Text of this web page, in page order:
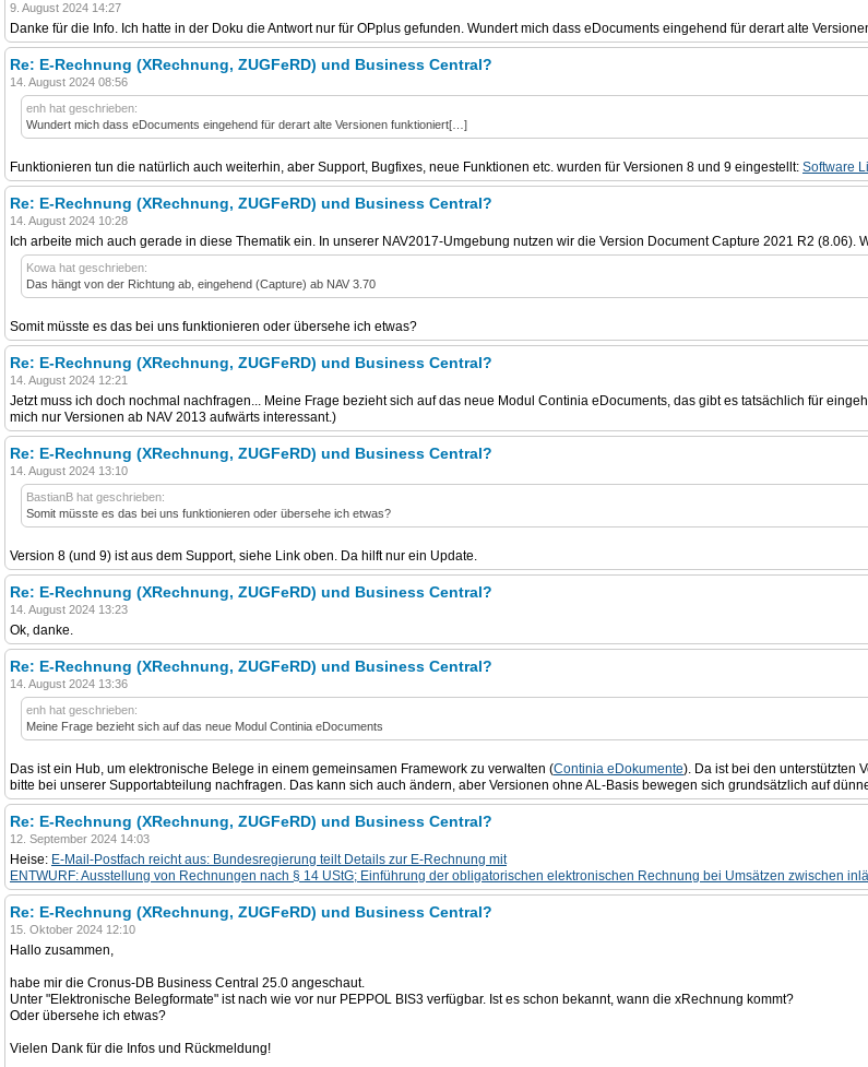
9. August 2024 14:27
Danke für die Info. Ich hatte in der Doku die Antwort nur für OPplus gefunden. Wundert mich dass eDocuments eingehend für derart alte
Re: E-Rechnung (XRechnung, ZUGFeRD) und Business Central?
14. August 2024 08:56
enh hat geschrieben:
Wundert mich dass eDocuments eingehend für derart alte Versionen funktioniert[…]
Funktionieren tun die natürlich auch weiterhin, aber Support, Bugfixes, neue Funktionen etc. wurden für Versionen 8 und 9 eingestellt: Software
Re: E-Rechnung (XRechnung, ZUGFeRD) und Business Central?
14. August 2024 10:28
Ich arbeite mich auch gerade in diese Thematik ein. In unserer NAV2017-Umgebung nutzen wir die Version Document Capture 2021 R2
Kowa hat geschrieben:
Das hängt von der Richtung ab, eingehend (Capture) ab NAV 3.70
Somit müsste es das bei uns funktionieren oder übersehe ich etwas?
Re: E-Rechnung (XRechnung, ZUGFeRD) und Business Central?
14. August 2024 12:21
Jetzt muss ich doch nochmal nachfragen... Meine Frage bezieht sich auf das neue Modul Continia eDocuments, das gibt es tatsächlich für
mich nur Versionen ab NAV 2013 aufwärts interessant.)
Re: E-Rechnung (XRechnung, ZUGFeRD) und Business Central?
14. August 2024 13:10
BastianB hat geschrieben:
Somit müsste es das bei uns funktionieren oder übersehe ich etwas?
Version 8 (und 9) ist aus dem Support, siehe Link oben. Da hilft nur ein Update.
Re: E-Rechnung (XRechnung, ZUGFeRD) und Business Central?
14. August 2024 13:23
Ok, danke.
Re: E-Rechnung (XRechnung, ZUGFeRD) und Business Central?
14. August 2024 13:36
enh hat geschrieben:
Meine Frage bezieht sich auf das neue Modul Continia eDocuments
Das ist ein Hub, um elektronische Belege in einem gemeinsamen Framework zu verwalten (Continia eDokumente). Da ist bei den unterstützten
bitte bei unserer Supportabteilung nachfragen. Das kann sich auch ändern, aber Versionen ohne AL-Basis bewegen sich grundsätzlich auf
Re: E-Rechnung (XRechnung, ZUGFeRD) und Business Central?
12. September 2024 14:03
Heise: E-Mail-Postfach reicht aus: Bundesregierung teilt Details zur E-Rechnung mit
ENTWURF: Ausstellung von Rechnungen nach § 14 UStG; Einführung der obligatorischen elektronischen Rechnung bei Umsätzen zwischen
Re: E-Rechnung (XRechnung, ZUGFeRD) und Business Central?
15. Oktober 2024 12:10
Hallo zusammen,
habe mir die Cronus-DB Business Central 25.0 angeschaut.
Unter "Elektronische Belegformate" ist nach wie vor nur PEPPOL BIS3 verfügbar. Ist es schon bekannt, wann die xRechnung kommt?
Oder übersehe ich etwas?
Vielen Dank für die Infos und Rückmeldung!